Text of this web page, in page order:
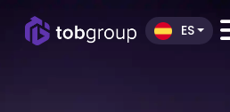
ES